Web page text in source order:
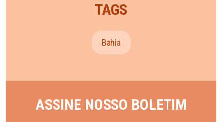
TAGS
Bahia
ASSINE NOSSO BOLETIM